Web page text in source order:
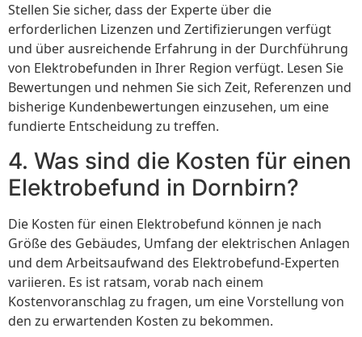
Stellen Sie sicher, dass der Experte über die
erforderlichen Lizenzen und Zertifizierungen verfügt
und über ausreichende Erfahrung in der Durchführung
von Elektrobefunden in Ihrer Region verfügt. Lesen Sie
Bewertungen und nehmen Sie sich Zeit, Referenzen und
bisherige Kundenbewertungen einzusehen, um eine
fundierte Entscheidung zu treffen.
4. Was sind die Kosten für einen
Elektrobefund in Dornbirn?
Die Kosten für einen Elektrobefund können je nach
Größe des Gebäudes, Umfang der elektrischen Anlagen
und dem Arbeitsaufwand des Elektrobefund-Experten
variieren. Es ist ratsam, vorab nach einem
Kostenvoranschlag zu fragen, um eine Vorstellung von
den zu erwartenden Kosten zu bekommen.